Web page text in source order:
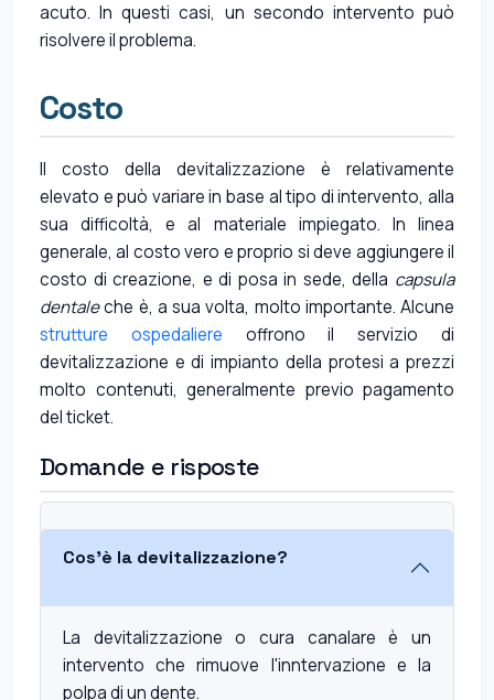
acuto. In questi casi, un secondo intervento può
risolvere il problema.
Costo
Il costo della devitalizzazione è relativamente
elevato e può variare in base al tipo di intervento, alla
sua difficoltà, e al materiale impiegato. In linea
generale, al costo vero e proprio si deve aggiungere il
costo di creazione, e di posa in sede, della capsula
dentaleche è, a sua volta, molto importante. Alcune
strutture ospedaliere offrono il servizio di
devitalizzazione e di impianto della protesi a prezzi
molto contenuti, generalmente previo pagamento
del ticket.
Domande e risposte
Cos'è la devitalizzazione?
La devitalizzazione o cura canalare è un
intervento che rimuove l'inntervazione e la
polpa di un dente.